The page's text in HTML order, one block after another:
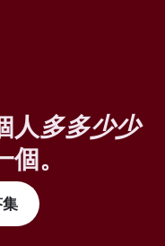
人多多少少
。